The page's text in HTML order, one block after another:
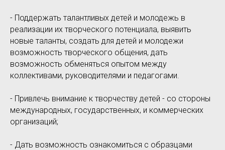
- Поддержать талантливых детей и молодежь в
реализации их творческого потенциала, выявить
новые таланты, создать для детей и молодежи
возможность творческого общения, дать
возможность обменяться опытом между
коллективами, руководителями и педагогами.
- Привлечь внимание к творчеству детей - со стороны
международных, государственных, и коммерческих
организаций;
- Дать возможность ознакомиться с образцами